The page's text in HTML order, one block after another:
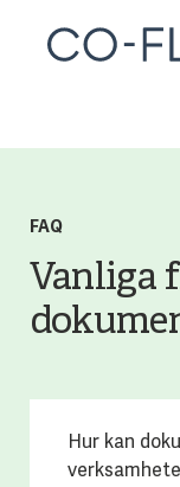
FAQ
Vanliga
Hur kan